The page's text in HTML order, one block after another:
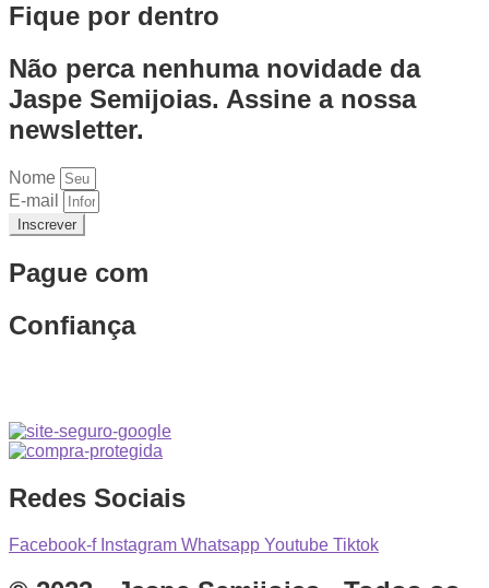
Fique por dentro
Não perca nenhuma novidade da
Jaspe Semijoias. Assine a nossa
newsletter.
Nome
E-mail
Inscrever
Pague com
Confiança
Redes Sociais
Facebook-f Instagram Whatsapp Youtube Tiktok